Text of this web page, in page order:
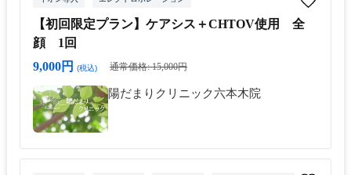
【初回限定プラン】ケアシス＋CHTOV使用 全
顔 1回
9,000円
(税込) 通常価格: 15,000円
陽だまりクリニック六本木院